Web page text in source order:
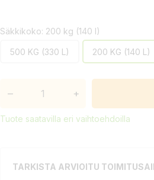
Säkkikoko: 200 kg (140 l)
500 KG (330 L) 200 KG (140 L)
– +
Tuote saatavilla eri vaihtoehdoilla
TARKISTA ARVIOITU